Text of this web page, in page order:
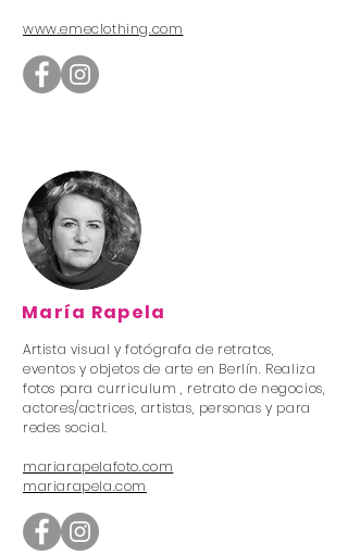
www.emeclothing.com
María Rapela
Artista visual y fotógrafa de retratos,
eventos y objetos de arte en Berlín. Realiza
fotos para curriculum , retrato de negocios,
actores/actrices, artistas, personas y para
redes social.
mariarapelafoto.com
mariarapela.com